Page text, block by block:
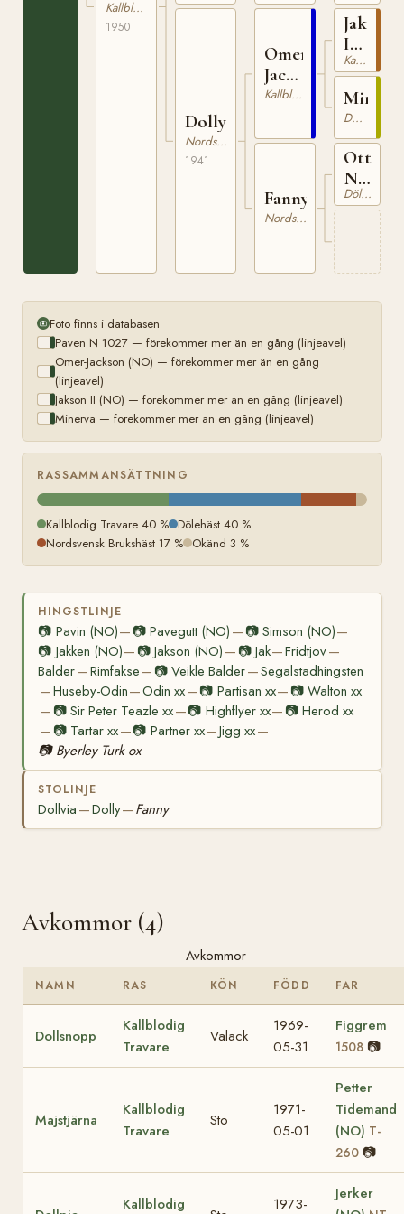
Kallblodig Travare
1950
Dolly
Nordsvensk Brukshäst
1941
Omer-
Jackson
(NO)
Kallblodig Travare
Fanny
Nordsvensk Brukshäst
Jakson
II
(NO)
Kallblodig Travare
Dölehäst
Ottar
N
994
Dölehäst
Foto finns i databasen
Paven N 1027 — förekommer mer än en gång (linjeavel)
Omer-Jackson (NO) — förekommer mer än en gång
(linjeavel)
Jakson II (NO) — förekommer mer än en gång (linjeavel)
Minerva — förekommer mer än en gång (linjeavel)
RASSAMMANSÄTTNING
Kallblodig Travare 40 % Dölehäst 40 %
Nordsvensk Brukshäst 17 % Okänd 3 %
HINGSTLINJE
📷 Pavin (NO)— 📷Pavegutt (NO) — 📷 Simson (NO)—
📷 Jakken (NO)— 📷Jakson (NO) — 📷 Jak—Fridtjov—
Balder—Rimfakse— 📷Veikle Balder—Segalstadhingsten
—Huseby-Odin—Odin xx—📷 Partisan xx— 📷Walton xx
— 📷Sir Peter Teazle xx—📷 Highflyer xx— 📷Herod xx
— 📷 Tartar xx—📷 Partner xx—Jigg xx—
📷 Byerley Turk ox
STOLINJE
Dollvia —Dolly— Fanny
Avkommor (4)
Avkommor
NAMN RAS KÖN FÖDD FAR
Dollsnopp
Kallblodig
Travare
Valack
1969-
05-31
Figgrem
1508 📷
Majstjärna
Kallblodig
Travare
Sto
1971-
05-01
Petter
Tidemand
(NO) T-
260 📷
Kallblodig 1973-
Jerker